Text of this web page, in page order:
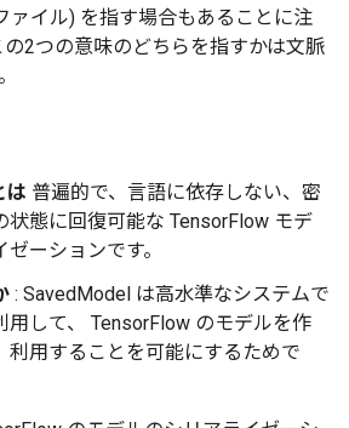
ァイル) を指す場合もあることに注
2つの意味のどちらを指すかは文脈
は 普遍的で、言語に依存しない、密
状態に回復可能な TensorFlow モデ
ーションです。
: SavedModel は高水準なシステムで
用して、 TensorFlow のモデルを作
利用することを可能にするためで